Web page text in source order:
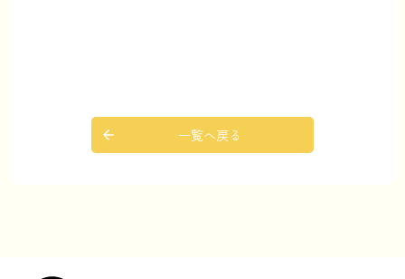
一覧へ戻る